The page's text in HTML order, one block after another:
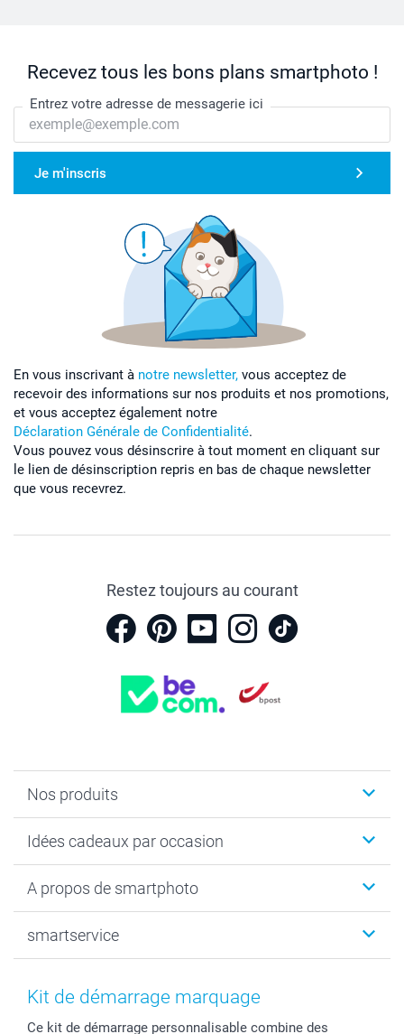
Réglez votre fer sur la puissance maximale en veillant
à ne pas utiliser la vapeur.
Positionnez l’étiquette texte vers le haut.
5 à 10 secondes. Soulevez délicatement le fer. Répétez
l’opération 3 fois.
Laissez l’étiquette refroidir et retirez le papier
Après l’application, patientez 8 heures avant de laver.
Recevez tous les bons plans smartphoto !
Entrez votre adresse de messagerie ici
Je m'inscris
En vous inscrivant à notre newsletter, vous acceptez de
recevoir des informations sur nos produits et nos promotions,
et vous acceptez également notre
Déclaration Générale de Confidentialité.
Vous pouvez vous désinscrire à tout moment en cliquant sur
le lien de désinscription repris en bas de chaque newsletter
que vous recevrez.
Restez toujours au courant
Nos produits
Cadeaux photo
Tirage photo & agrandissement
MyNameBook
Stickers & Etiquettes
Cadres photo, accessoires déco & bonbons
Idées cadeaux par occasion
Anniversaire
Fin d'études
Naissance & baptême
A propos de smartphoto
Durabilité
Conditions
smartservice
smartgarantie
Kit de démarrage marquage
Ce kit de démarrage personnalisable combine des